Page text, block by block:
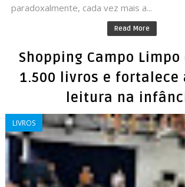
paradoxalmente, cada vez mais a...
Read More
Shopping Campo
1.500 livros e fortalece
leitura na
LIVROS